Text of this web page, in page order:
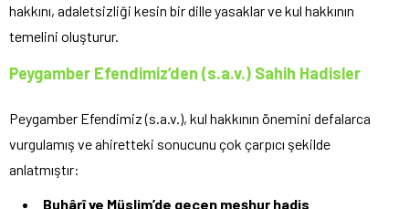
hakkını, adaletsizliği kesin bir dille yasaklar ve kul hakkının
temelini oluşturur.
Peygamber Efendimiz’den (s.a.v.) Sahih Hadisler
Peygamber Efendimiz (s.a.v.), kul hakkının önemini defalarca
vurgulamış ve ahiretteki sonucunu çok çarpıcı şekilde
anlatmıştır:
Buhârî ve Müslim’de geçen meşhur hadis